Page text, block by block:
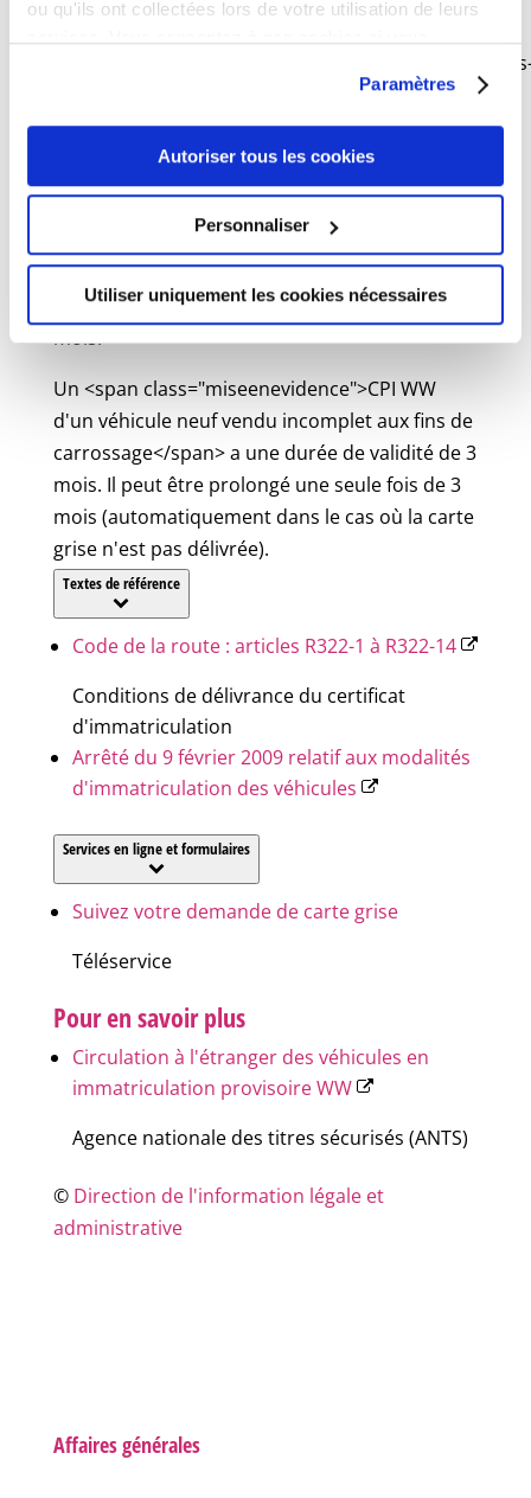
ou qu'ils ont collectées lors de votre utilisation de leurs
Paramètres
Autoriser tous les cookies
Personnaliser
Utiliser uniquement les cookies nécessaires
href="https://www.civrieuxdazergues.fr/vivre/
et-citoyennete/?xml=R55427">CPI WW</a>
permet de circuler à l'étranger. Toutefois, la
validité d'un CPI WW français reste soumise à
l'accord de l'État dans lequel vous allez
Un <span class="miseenevidence">CPI WW
standard</span> a une durée de validité de 4
mois.
Un <span class="miseenevidence">CPI WW
d'un véhicule neuf vendu incomplet aux fins de
carrossage</span> a une durée de validité de 3
mois. Il peut être prolongé une seule fois de 3
mois (automatiquement dans le cas où la carte
grise n'est pas délivrée).
Textes de référence
Code de la route : articles R322-1 à R322-14
Conditions de délivrance du certificat
d'immatriculation
Arrêté du 9 février 2009 relatif aux modalités
d'immatriculation des véhicules
Services en ligne et formulaires
Suivez votre demande de carte grise
Téléservice
Pour en savoir plus
Circulation à l'étranger des véhicules en
immatriculation provisoire WW
Agence nationale des titres sécurisés (ANTS)
© Direction de l'information légale et
administrative
Affaires générales